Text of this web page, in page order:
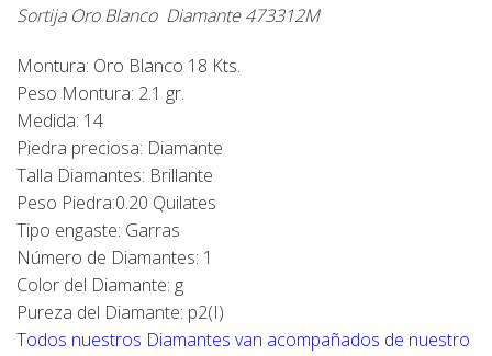
Sortija Oro Blanco Diamante 473312M
Montura: Oro Blanco 18 Kts.
Peso Montura: 2.1 gr.
Medida: 14
Piedra preciosa: Diamante
Talla Diamantes: Brillante
Peso Piedra:0.20 Quilates
Tipo engaste: Garras
Número de Diamantes: 1
Color del Diamante: g
Pureza del Diamante: p2(I)
Todos nuestros Diamantes van acompañados de nuestro